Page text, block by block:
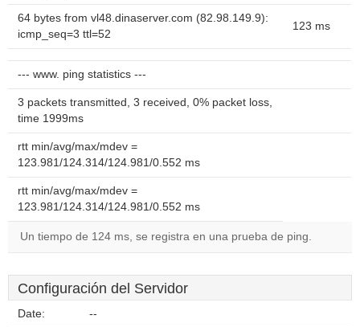
64 bytes from vl48.dinaserver.com (82.98.149.9):
icmp_seq=3 ttl=52
123 ms
--- www. ping statistics ---
3 packets transmitted, 3 received, 0% packet loss,
time 1999ms
rtt min/avg/max/mdev =
123.981/124.314/124.981/0.552 ms
rtt min/avg/max/mdev =
123.981/124.314/124.981/0.552 ms
Un tiempo de 124 ms, se registra en una prueba de ping.
Configuración del Servidor
Date: --